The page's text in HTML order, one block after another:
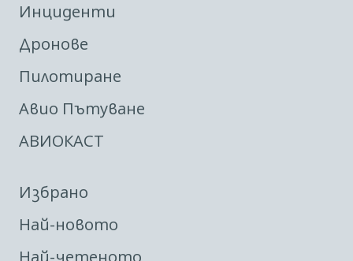
Инциденти
Дронове
Пилотиране
Авио Пътуване
АВИОКАСТ
Избрано
Най-новото
Най-четеното